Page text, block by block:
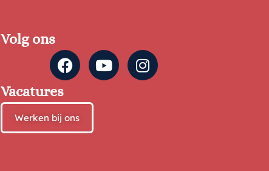
Volg ons
Vacatures
Werken bij ons